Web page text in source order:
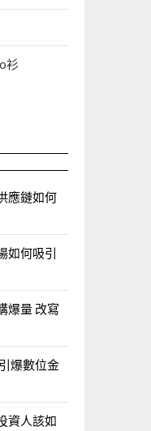
衫
應鏈如何
如何吸引
爆量 改寫
爆數位金
資人該如